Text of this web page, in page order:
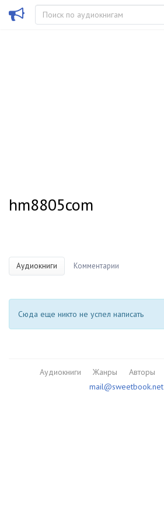
hm8805com
Аудиокниги Комментарии
Сюда еще никто не успел написать
Аудиокниги Жанры Авторы
mail@sweetbook.net